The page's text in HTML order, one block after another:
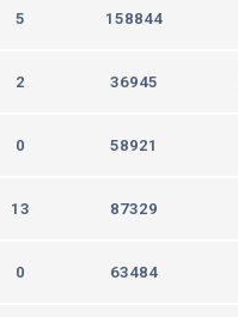
5 158844
2 36945
0 58921
13 87329
0 63484